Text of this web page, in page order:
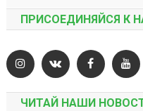
ПРИСОЕДИНЯЙСЯ К
ЧИТАЙ НАШИ